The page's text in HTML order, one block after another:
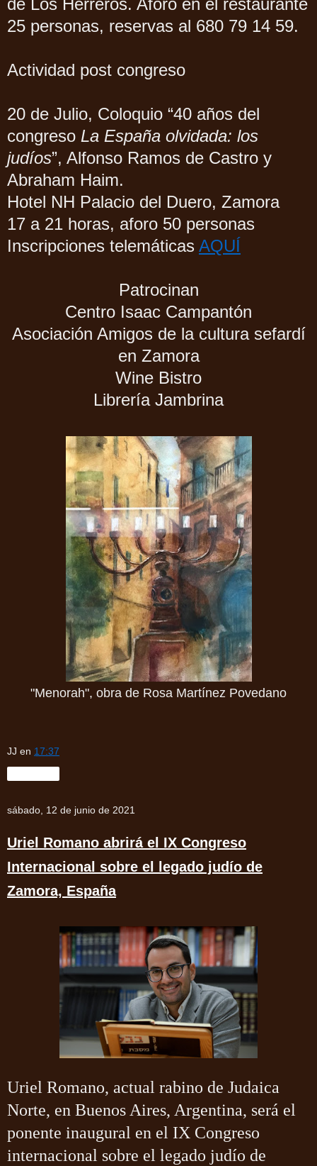
25 personas, reservas al 680 79 14 59.
Actividad post congreso
20 de Julio, Coloquio “40 años del
congreso La España olvidada: los
judíos”, Alfonso Ramos de Castro y
Abraham Haim.
Hotel NH Palacio del Duero, Zamora
17 a 21 horas, aforo 50 personas
Inscripciones telemáticas AQUÍ
Patrocinan
Centro Isaac Campantón
Asociación Amigos de la cultura sefardí
en Zamora
Wine Bistro
Librería Jambrina
"Menorah", obra de Rosa Martínez Povedano
JJ en 17:37
sábado, 12 de junio de 2021
Uriel Romano abrirá el IX Congreso
Internacional sobre el legado judío de
Zamora, España
Uriel Romano, actual rabino de Judaica
Norte, en Buenos Aires, Argentina, será el
ponente inaugural en el IX Congreso
internacional sobre el legado judío de